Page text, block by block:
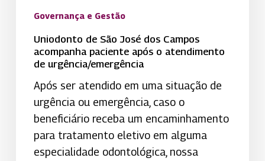
atendimento
urgência/emergência
Governança e Gestão
Uniodonto de São José dos Campos
acompanha paciente após o atendimento
de urgência/emergência
Após ser atendido em uma situação de
urgência ou emergência, caso o
beneficiário receba um encaminhamento
para tratamento eletivo em alguma
especialidade odontológica, nossa